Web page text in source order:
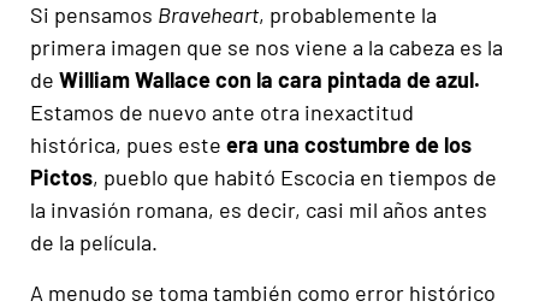
Si pensamos Braveheart, probablemente la
primera imagen que se nos viene a la cabeza es la
de William Wallace con la cara pintada de azul.
Estamos de nuevo ante otra inexactitud
histórica, pues este era una costumbre de los
Pictos, pueblo que habitó Escocia en tiempos de
la invasión romana, es decir, casi mil años antes
de la película.
A menudo se toma también como error histórico